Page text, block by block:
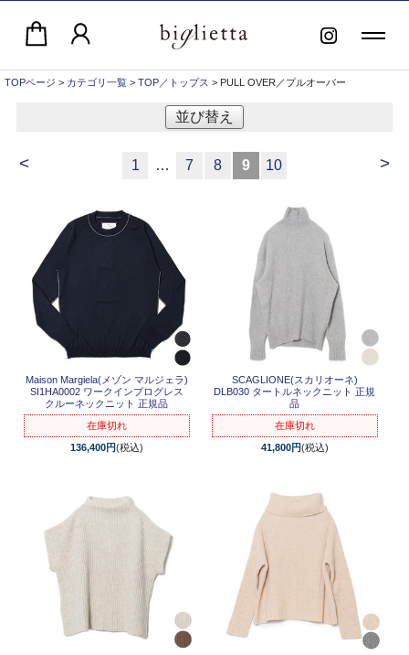
TOPページ > カテゴリ一覧 > TOP／トップス > PULL OVER／プルオーバー
並び替え
< >
1 … 7 8 9 10
Maison Margiela(メゾン マルジェラ)
SI1HA0002 ワークインプログレス
クルーネックニット 正規品
在庫切れ
136,400円(税込)
SCAGLIONE(スカリオーネ)
DLB030 タートルネックニット 正規
品
在庫切れ
41,800円(税込)